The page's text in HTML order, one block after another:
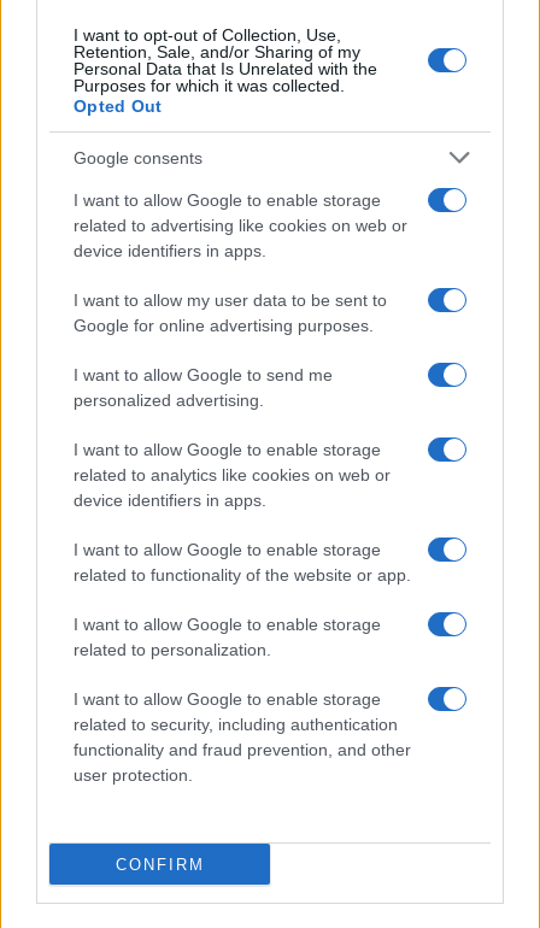
I want to opt-out of Collection, Use,
Retention, Sale, and/or Sharing of my
Personal Data that Is Unrelated with the
Purposes for which it was collected.
Opted Out
Google consents
I want to allow Google to enable storage
related to advertising like cookies on web or
device identifiers in apps.
I want to allow my user data to be sent to
Google for online advertising purposes.
I want to allow Google to send me
personalized advertising.
I want to allow Google to enable storage
related to analytics like cookies on web or
device identifiers in apps.
I want to allow Google to enable storage
related to functionality of the website or app.
I want to allow Google to enable storage
related to personalization.
I want to allow Google to enable storage
related to security, including authentication
functionality and fraud prevention, and other
user protection.
CONFIRM